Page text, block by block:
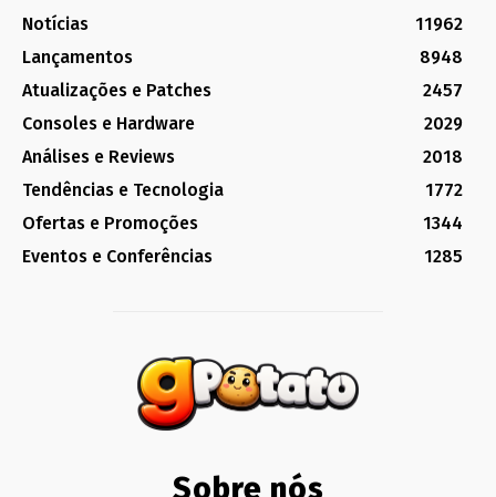
Notícias
11962
Lançamentos
8948
Atualizações e Patches
2457
Consoles e Hardware
2029
Análises e Reviews
2018
Tendências e Tecnologia
1772
Ofertas e Promoções
1344
Eventos e Conferências
1285
Sobre nós